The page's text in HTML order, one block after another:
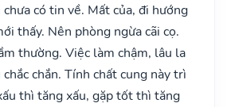
có tin về. Mất của, đi hướng
thấy. Nên phòng ngừa cãi cọ.
thường. Việc làm chậm, lâu la
chắn. Tính chất cung này trì
thì tăng xấu, gặp tốt thì tăng